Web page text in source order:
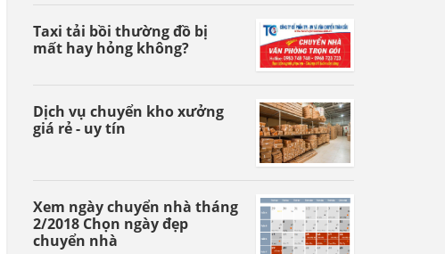
Taxi tải bồi thường đồ bị
mất hay hỏng không?
Dịch vụ chuyển kho xưởng
giá rẻ - uy tín
Xem ngày chuyển nhà tháng
2/2018 Chọn ngày đẹp
chuyển nhà